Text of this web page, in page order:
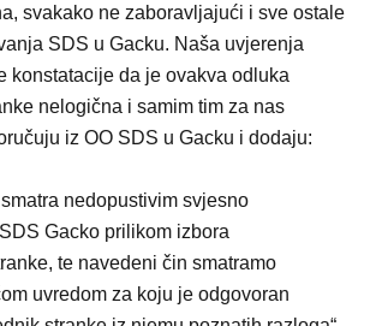
svakako ne zaboravljajući i sve ostale
SDS u Gacku. Naša uvjerenja
konstatacije da je ovakva odluka
nelogična i samim tim za nas
iz OO SDS u Gacku i dodaju:
nedopustivim svjesno
Gacko prilikom izbora
te navedeni čin smatramo
uvredom za koju je odgovoran